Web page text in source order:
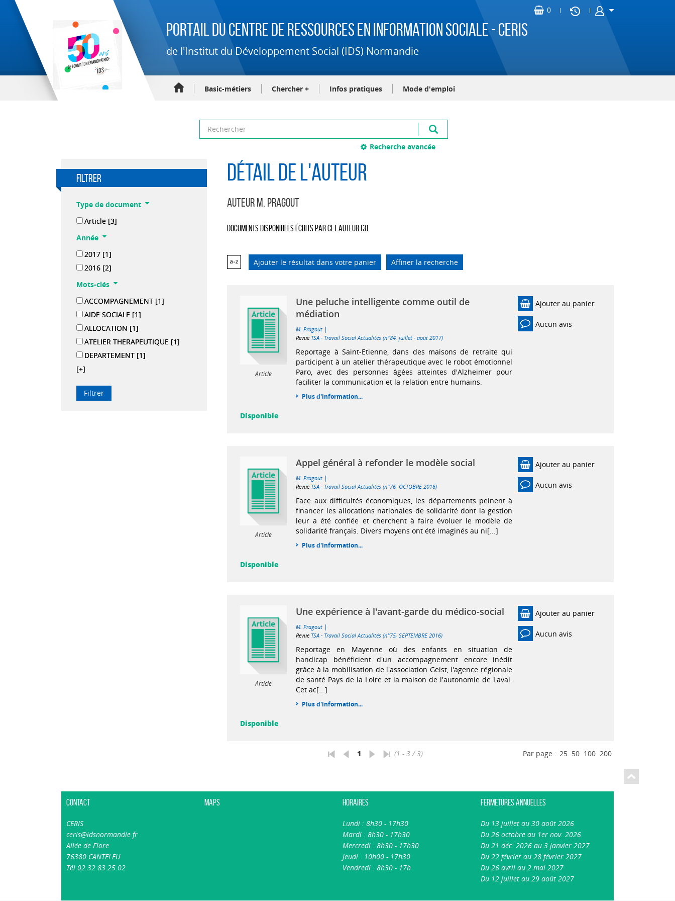
Portail du Centre de Ressources en Information Sociale - CERIS
de l'Institut du Développement Social (IDS) Normandie
Basic-métiers Chercher + Infos pratiques Mode d'emploi
Recherche avancée
filtrer
Type de document
Article [3]
Année
2017 [1]
2016 [2]
Mots-clés
ACCOMPAGNEMENT [1]
AIDE SOCIALE [1]
ALLOCATION [1]
ATELIER THERAPEUTIQUE [1]
DEPARTEMENT [1]
[+]
Détail de l'auteur
Auteur M. Pragout
Documents disponibles écrits par cet auteur (3)
Ajouter le résultat dans votre panier Affiner la recherche
Article
Une peluche intelligente comme outil de
médiation
M. Pragout |
Revue TSA - Travail Social Actualités (n°84, juillet - août 2017)
Reportage à Saint-Etienne, dans des maisons de retraite qui
participent à un atelier thérapeutique avec le robot émotionnel
Paro, avec des personnes âgées atteintes d'Alzheimer pour
faciliter la communication et la relation entre humains.
Plus d'information...
Ajouter au panier
Aucun avis
Disponible
Article
Appel général à refonder le modèle social
M. Pragout |
Revue TSA - Travail Social Actualités (n°76, OCTOBRE 2016)
Face aux difficultés économiques, les départements peinent à
financer les allocations nationales de solidarité dont la gestion
leur a été confiée et cherchent à faire évoluer le modèle de
solidarité français. Divers moyens ont été imaginés au ni[...]
Plus d'information...
Ajouter au panier
Aucun avis
Disponible
Article
Une expérience à l'avant-garde du médico-social
M. Pragout |
Revue TSA - Travail Social Actualités (n°75, SEPTEMBRE 2016)
Reportage en Mayenne où des enfants en situation de
handicap bénéficient d'un accompagnement encore inédit
grâce à la mobilisation de l'association Geist, l'agence régionale
de santé Pays de la Loire et la maison de l'autonomie de Laval.
Cet ac[...]
Plus d'information...
Ajouter au panier
Aucun avis
Disponible
1 (1 - 3 / 3) Par page : 25 50 100 200
Contact
CERIS
ceris@idsnormandie.fr
Allée de Flore
76380 CANTELEU
Tél 02.32.83.25.02
Maps Horaires
Lundi : 8h30 - 17h30
Mardi : 8h30 - 17h30
Mercredi : 8h30 - 17h30
Jeudi : 10h00 - 17h30
Vendredi : 8h30 - 17h
Fermetures annuelles
Du 13 juillet au 30 août 2026
Du 26 octobre au 1er nov. 2026
Du 21 déc. 2026 au 3 janvier 2027
Du 22 février au 28 février 2027
Du 26 avril au 2 mai 2027
Du 12 juillet au 29 août 2027